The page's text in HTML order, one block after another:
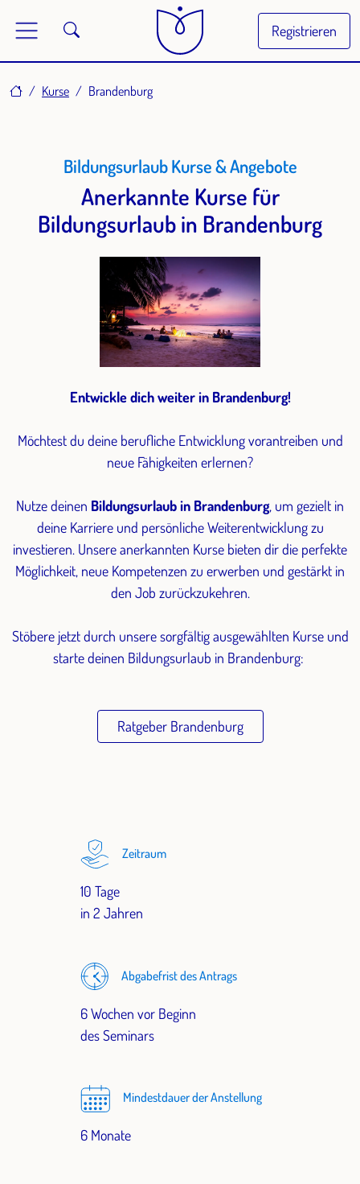
Registrieren
HomeKurse Brandenburg
Bildungsurlaub Kurse & Angebote
Anerkannte Kurse für
Bildungsurlaub in Brandenburg
Entwickle dich weiter in Brandenburg!
Möchtest du deine berufliche Entwicklung vorantreiben und
neue Fähigkeiten erlernen?
Nutze deinen Bildungsurlaub in Brandenburg, um gezielt in
deine Karriere und persönliche Weiterentwicklung zu
investieren. Unsere anerkannten Kurse bieten dir die perfekte
Möglichkeit, neue Kompetenzen zu erwerben und gestärkt in
den Job zurückzukehren.
Stöbere jetzt durch unsere sorgfältig ausgewählten Kurse und
starte deinen Bildungsurlaub in Brandenburg:
Ratgeber Brandenburg
Zeitraum
10 Tage
in 2 Jahren
Abgabefrist des Antrags
6 Wochen vor Beginn
des Seminars
Mindestdauer der Anstellung
6 Monate